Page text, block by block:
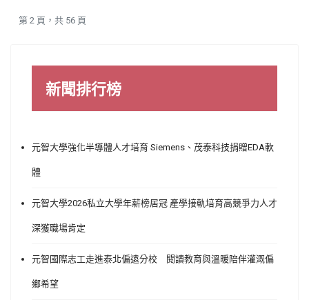
第 2 頁，共 56 頁
新聞排行榜
元智大學強化半導體人才培育 Siemens、茂泰科技捐贈EDA軟
體
元智大學2026私立大學年薪榜居冠 產學接軌培育高競爭力人才
深獲職場肯定
元智國際志工走進泰北偏遠分校 閱讀教育與溫暖陪伴灌溉偏
鄉希望